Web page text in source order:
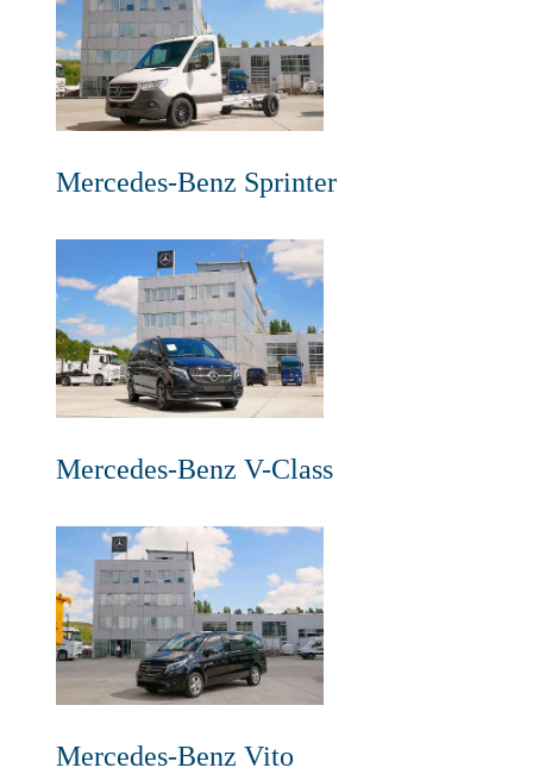
Mercedes-Benz Sprinter
Mercedes-Benz V-Class
Mercedes-Benz Vito